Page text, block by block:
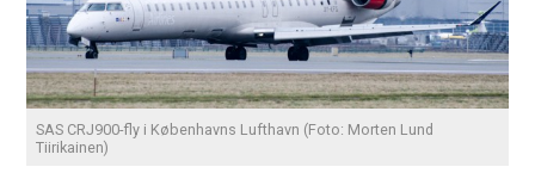
SAS CRJ900-fly i Københavns Lufthavn (Foto: Morten Lund
Tiirikainen)